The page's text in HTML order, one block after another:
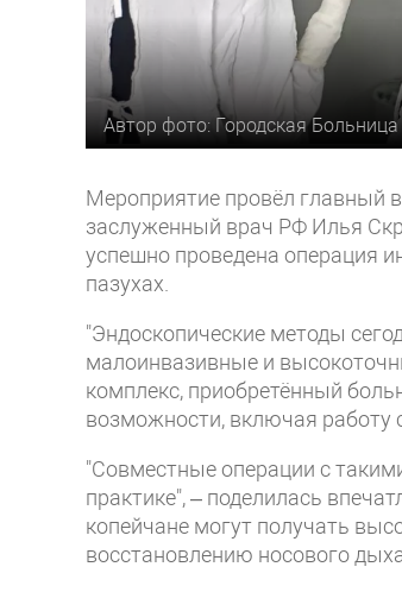
Автор фото: Городская
Мероприятие провёл главный
заслуженный врач РФ Илья
успешно проведена операция
пазухах.
"Эндоскопические методы
малоинвазивные и
комплекс, приобретённый
возможности, включая работу
"Совместные операции с
практике", – поделилась
копейчане могут получать
восстановлению носового